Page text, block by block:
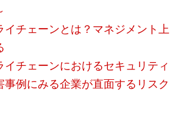
イチェーンとは？マネジメント上
イチェーンにおけるセキュリティ
事例にみる企業が直面するリスク